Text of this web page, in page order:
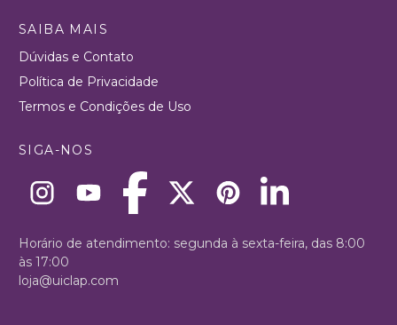
SAIBA MAIS
Dúvidas e Contato
Política de Privacidade
Termos e Condições de Uso
SIGA-NOS
Horário de atendimento: segunda à sexta-feira, das 8:00
às 17:00
loja@uiclap.com